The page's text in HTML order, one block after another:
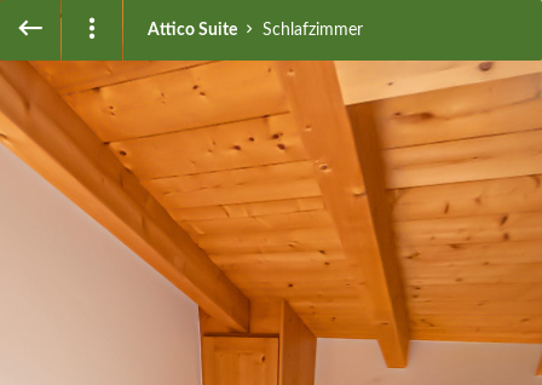
Attico Suite Schlafzimmer